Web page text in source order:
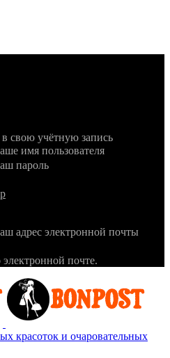
свою учётную запись
имя пользователя
пароль
адрес электронной почты
почте.
красоток и очаровательных